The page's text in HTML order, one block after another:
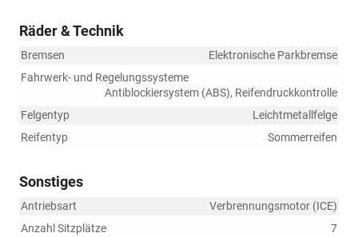
Räder & Technik
Bremsen
Elektronische Parkbremse
Fahrwerk- und Regelungssysteme
Antiblockiersystem (ABS), Reifendruckkontrolle
Felgentyp
Leichtmetallfelge
Reifentyp
Sommerreifen
Sonstiges
Antriebsart
Verbrennungsmotor (ICE)
Anzahl Sitzplätze
7